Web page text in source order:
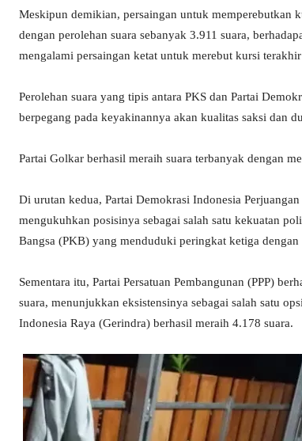
Meskipun demikian, persaingan untuk memperebutkan
dengan perolehan suara sebanyak 3.911 suara,
mengalami persaingan ketat untuk merebut kursi
Perolehan suara yang tipis antara PKS dan Partai
berpegang pada keyakinannya akan kualitas saksi dan
Partai Golkar berhasil meraih suara terbanyak dengan
Di urutan kedua, Partai Demokrasi Indonesia
mengukuhkan posisinya sebagai salah satu kekuatan
Bangsa (PKB) yang menduduki peringkat ketiga dengan
Sementara itu, Partai Persatuan Pembangunan (PPP)
suara, menunjukkan eksistensinya sebagai salah satu
Indonesia Raya (Gerindra) berhasil meraih 4.178 suara.